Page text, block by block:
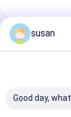
প্রস্তাবিত পণ্য
susan
Good day,